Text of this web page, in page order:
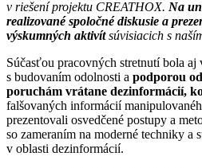
v riešení projektu CREATHOX. Na
realizované spoločné diskusie a
výskumných aktivítsúvisiacich s
Súčasťou pracovných stretnutí bola aj
s budovaním odolnosti a podporou
poruchám vrátane dezinformácií,
falšovaných informácií
prezentovali osvedčené postupy a
so zameraním na moderné techniky a
v oblasti dezinformácií.